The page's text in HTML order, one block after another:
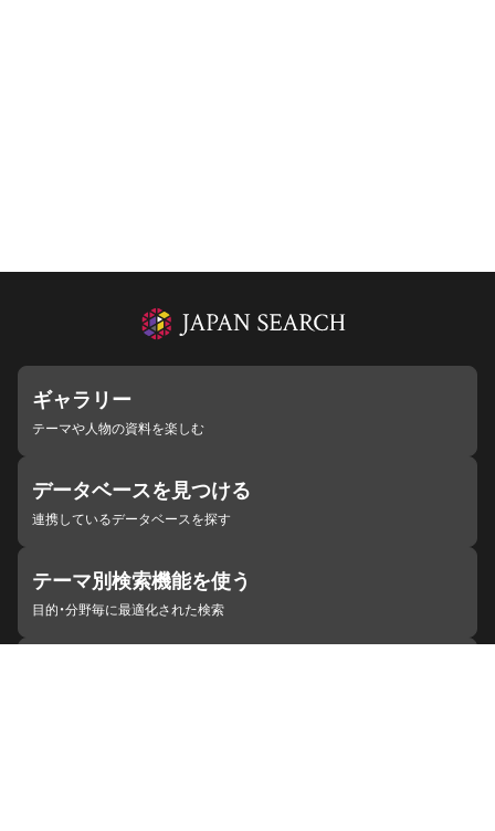
ギャラリー
テーマや人物の資料を楽しむ
データベースを見つける
連携しているデータベースを探す
テーマ別検索機能を使う
目的・分野毎に最適化された検索